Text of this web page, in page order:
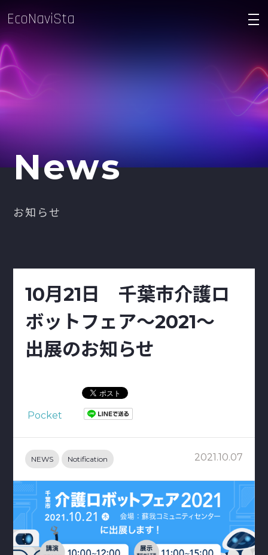
EcoNaviSta density_medium
News
お知らせ
10月21日 千葉市介護ロ
ボットフェア～2021～
出展のお知らせ
Pocket
NEWS Notification 2021.10.07